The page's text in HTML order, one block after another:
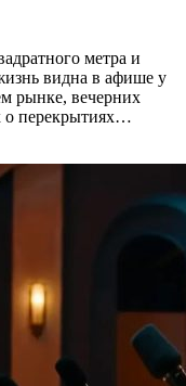
метра и
видна в афише у
рынке, вечерних
о перекрытиях…